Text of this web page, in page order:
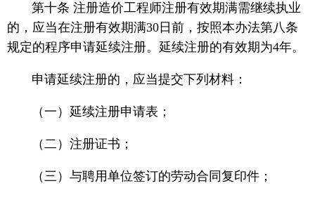
第十条 注册造价工程师注册有效期满需继续执业
的，应当在注册有效期满30日前，按照本办法第八条
规定的程序申请延续注册。延续注册的有效期为4年。
申请延续注册的，应当提交下列材料：
（一）延续注册申请表；
（二）注册证书；
（三）与聘用单位签订的劳动合同复印件；